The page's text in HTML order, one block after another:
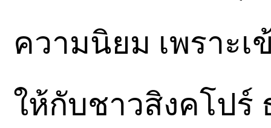
ความนิยม เพราะ
ให้กับชาวสิงคโปร์